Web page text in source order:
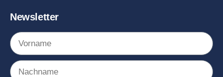
Newsletter